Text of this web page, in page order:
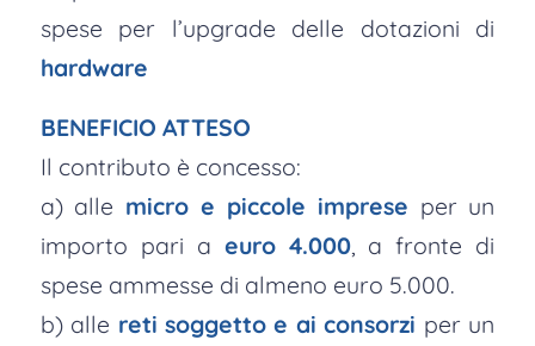
spese per l’upgrade delle dotazioni di
hardware
BENEFICIO ATTESO
Il contributo è concesso:
a) alle micro e piccole imprese per un
importo pari a euro 4.000, a fronte di
spese ammesse di almeno euro 5.000.
b) alle reti soggetto e ai consorzi per un